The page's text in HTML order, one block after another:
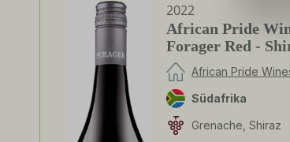
2022
African Pride
Forager Red -
Grenache
African Pride
Südafrika
Grenache, Shiraz